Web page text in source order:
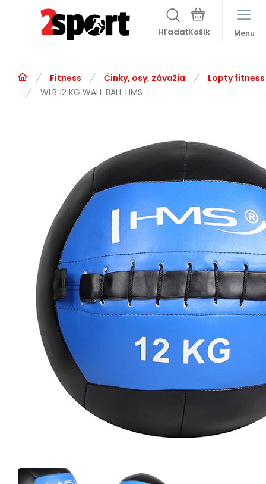
Hľadať Menu
Fitness Činky, osy, závažia
Lopty fitness
WLB 12 KG WALL BALL HMS